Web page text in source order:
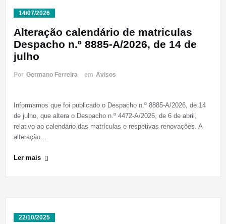
14/07/2026
Alteração calendário de matriculas
Despacho n.º 8885-A/2026, de 14 de
julho
Por Germano Ferreira em Avisos
Informamos que foi publicado o Despacho n.º 8885-A/2026, de 14
de julho, que altera o Despacho n.º 4472-A/2026, de 6 de abril,
relativo ao calendário das matrículas e respetivas renovações. A
alteração…
Ler mais
22/10/2025